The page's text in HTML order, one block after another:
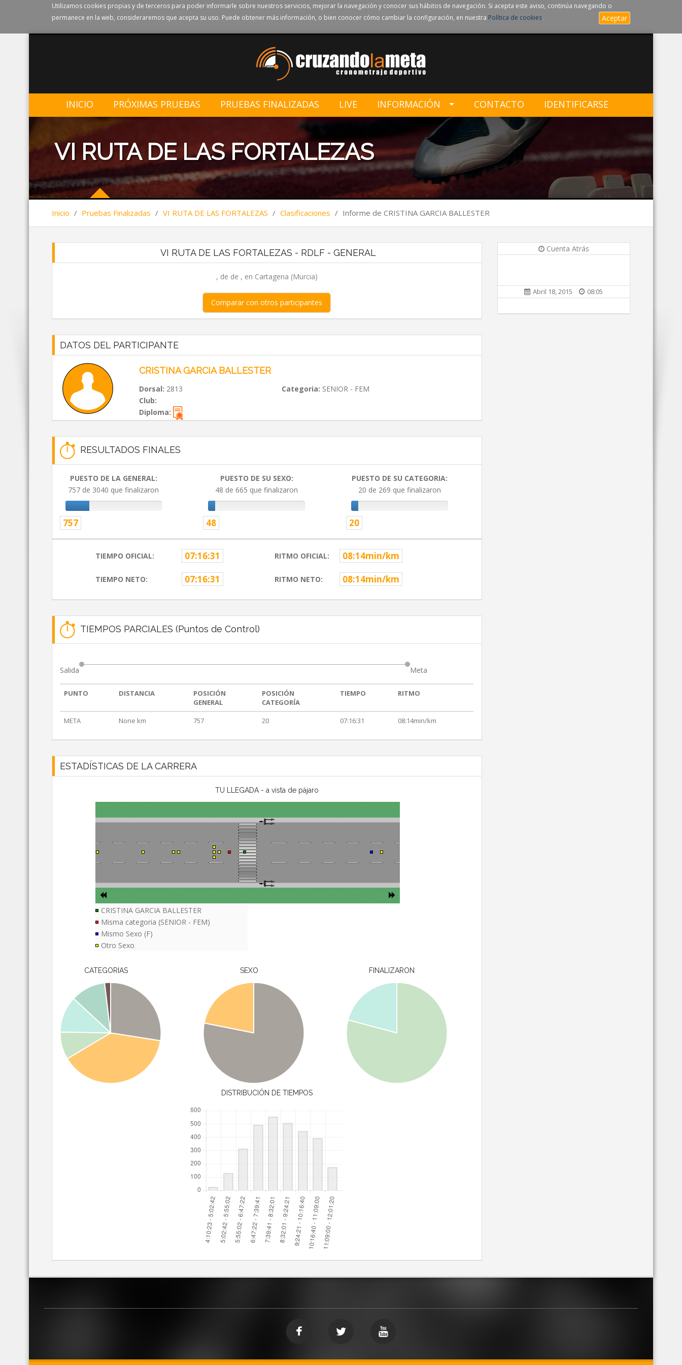
Utilizamos cookies propias y de terceros para poder informarle sobre nuestros servicios, mejorar la navegación y conocer sus hábitos de navegación. Si acepta este aviso, continúa navegando o
permanece en la web, consideraremos que acepta su uso. Puede obtener más información, o bien conocer cómo cambiar la configuración, en nuestra Política de cookies. Aceptar
INICIO PRÓXIMAS PRUEBAS PRUEBAS FINALIZADAS LIVE INFORMACIÓN CONTACTO IDENTIFICARSE
VI RUTA DE LAS FORTALEZAS
Inicio / Pruebas Finalizadas / VI RUTA DE LAS FORTALEZAS / Clasificaciones / Informe de CRISTINA GARCIA BALLESTER
VI RUTA DE LAS FORTALEZAS - RDLF - GENERAL
, de de , en Cartagena (Murcia)
Comparar con otros participantes
DATOS DEL PARTICIPANTE
CRISTINA GARCIA BALLESTER
Dorsal: 2813 Categoria: SENIOR - FEM
Club:
Diploma:
RESULTADOS FINALES
PUESTO DE LA GENERAL:
757 de 3040 que finalizaron
757
PUESTO DE SU SEXO:
48 de 665 que finalizaron
48
PUESTO DE SU CATEGORIA:
20 de 269 que finalizaron
20
TIEMPO OFICIAL: 07:16:31 RITMO OFICIAL: 08:14min/km
TIEMPO NETO: 07:16:31 RITMO NETO: 08:14min/km
TIEMPOS PARCIALES (Puntos de Control)
Salida Meta
PUNTO DISTANCIA
POSICIÓN
GENERAL
POSICIÓN
CATEGORÍA
TIEMPO RITMO
META None km 757 20 07:16:31 08:14min/km
ESTADÍSTICAS DE LA CARRERA
TU LLEGADA - a vista de pájaro
CRISTINA GARCIA BALLESTER
Misma categoria (SENIOR - FEM)
Mismo Sexo (F)
Otro Sexo
CATEGORIAS SEXO FINALIZARON
DISTRIBUCIÓN DE TIEMPOS
Cuenta Atrás
Abril 18, 2015 08:05